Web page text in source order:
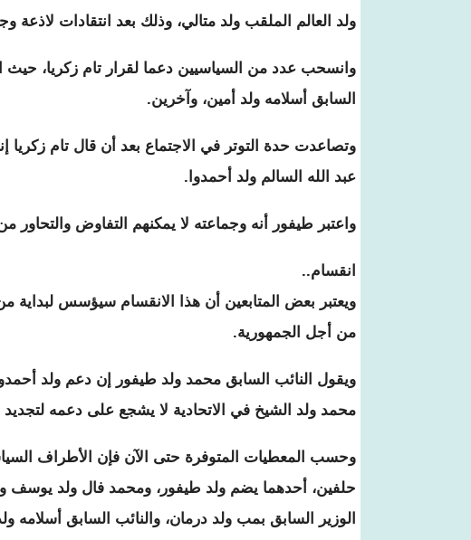
ولد العالم الملقب ولد متالي، وذلك بعد انتقادات
وانسحب عدد من السياسيين دعما لقرار تام زكريا،
السابق أسلامه ولد أمين، وآخرين.
وتصاعدت حدة التوتر في الاجتماع بعد أن قال تام
عبد الله السالم ولد أحمدوا.
واعتبر طيفور أنه وجماعته لا يمكنهم التفاوض
انقسام..
ويعتبر بعض المتابعين أن هذا الانقسام سيؤسس لبداية
من أجل الجمهورية.
ويقول النائب السابق محمد ولد طيفور إن دعم ولد
محمد ولد الشيخ في الاتحادية لا يشجع على دعمه لتجديد
وحسب المعطيات المتوفرة حتى الآن فإن الأطراف
حلفين، أحدهما يضم ولد طيفور، ومحمد فال ولد يوسف
الوزير السابق بمب ولد درمان، والنائب السابق أسلامه